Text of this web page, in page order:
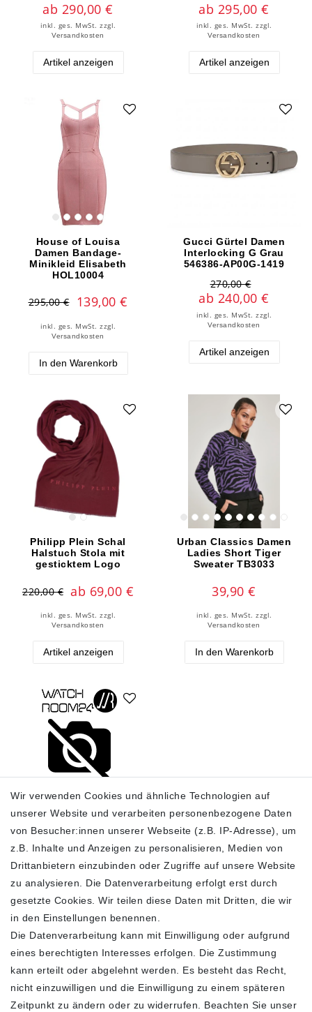
ab 290,00 €
inkl. ges. MwSt. zzgl.
Versandkosten
Artikel anzeigen
ab 295,00 €
inkl. ges. MwSt. zzgl.
Versandkosten
Artikel anzeigen
House of Louisa
Damen Bandage-
Minikleid Elisabeth
HOL10004
295,00 € 139,00 €
inkl. ges. MwSt. zzgl.
Versandkosten
In den Warenkorb
Gucci Gürtel Damen
Interlocking G Grau
546386-AP00G-1419
270,00 €
ab 240,00 €
inkl. ges. MwSt. zzgl.
Versandkosten
Artikel anzeigen
Philipp Plein Schal
Halstuch Stola mit
gesticktem Logo
220,00 € ab 69,00 €
inkl. ges. MwSt. zzgl.
Versandkosten
Artikel anzeigen
Urban Classics Damen
Ladies Short Tiger
Sweater TB3033
39,90 €
inkl. ges. MwSt. zzgl.
Versandkosten
In den Warenkorb
Gucci Gürtel Damen
GG Marmont Thin
Leather Belt Schwarz
silber 409417 0YA0O
350,00 €
ab 295,00 €
Versandkosten
Wir verwenden Cookies und ähnliche Technologien auf
unserer Website und verarbeiten personenbezogene Daten
von Besucher:innen unserer Webseite (z.B. IP-Adresse), um
z.B. Inhalte und Anzeigen zu personalisieren, Medien von
Drittanbietern einzubinden oder Zugriffe auf unsere Website
zu analysieren. Die Datenverarbeitung erfolgt erst durch
gesetzte Cookies. Wir teilen diese Daten mit Dritten, die wir
in den Einstellungen benennen.
Die Datenverarbeitung kann mit Einwilligung oder aufgrund
eines berechtigten Interesses erfolgen. Die Zustimmung
kann erteilt oder abgelehnt werden. Es besteht das Recht,
nicht einzuwilligen und die Einwilligung zu einem späteren
Zeitpunkt zu ändern oder zu widerrufen. Beachten Sie unser